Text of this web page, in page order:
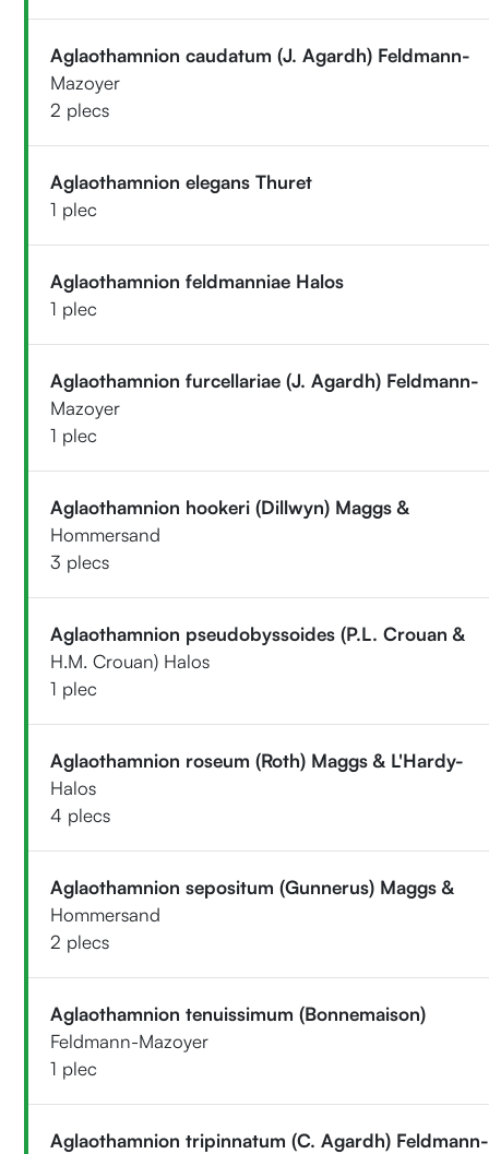
Aglaothamnion caudatum (J. Agardh) Feldmann-
Mazoyer
2 plecs
Aglaothamnion elegans Thuret
1 plec
Aglaothamnion feldmanniae Halos
1 plec
Aglaothamnion furcellariae (J. Agardh) Feldmann-
Mazoyer
1 plec
Aglaothamnion hookeri (Dillwyn) Maggs &
Hommersand
3 plecs
Aglaothamnion pseudobyssoides (P.L. Crouan &
H.M. Crouan) Halos
1 plec
Aglaothamnion roseum (Roth) Maggs & L'Hardy-
Halos
4 plecs
Aglaothamnion sepositum (Gunnerus) Maggs &
Hommersand
2 plecs
Aglaothamnion tenuissimum (Bonnemaison)
Feldmann-Mazoyer
1 plec
Aglaothamnion tripinnatum (C. Agardh) Feldmann-